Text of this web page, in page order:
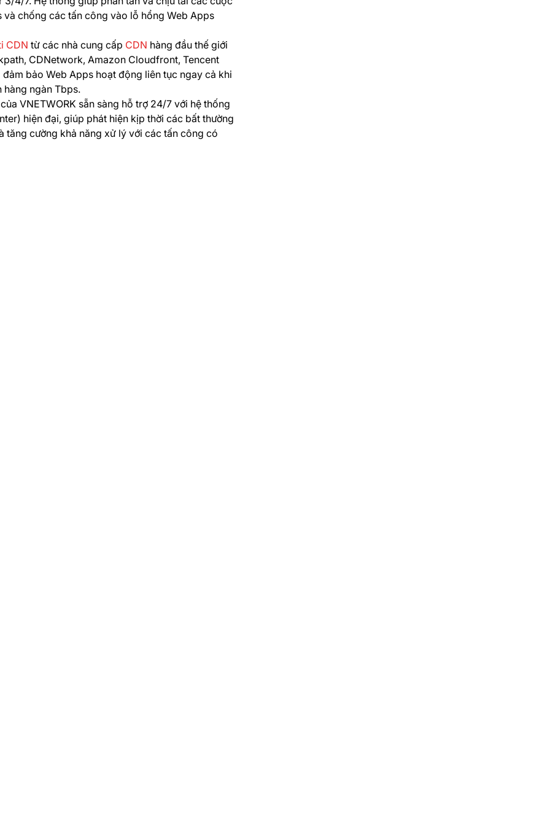
chống các tấn công vào lỗ hổng Web Apps
CDN từ các nhà cung cấp CDN hàng đầu thế giới
CDNetwork, Amazon Cloudfront, Tencent
bảo Web Apps hoạt động liên tục ngay cả khi
ngàn Tbps.
VNETWORK sẵn sàng hỗ trợ 24/7 với hệ thống
hiện đại, giúp phát hiện kịp thời các bất thường
tăng cường khả năng xử lý với các tấn công có